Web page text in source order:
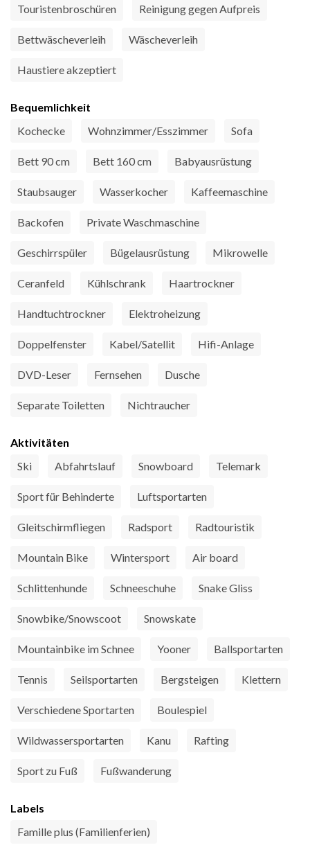
Touristenbroschüren Reinigung gegen Aufpreis
Bettwäscheverleih Wäscheverleih
Haustiere akzeptiert
Bequemlichkeit
Kochecke
Wohnzimmer/Esszimmer Sofa
Bett 90 cm Bett 160 cm Babyausrüstung
Staubsauger Wasserkocher Kaffeemaschine
Backofen Private Waschmaschine
Geschirrspüler Bügelausrüstung Mikrowelle
Ceranfeld Kühlschrank Haartrockner
Handtuchtrockner Elektroheizung
Doppelfenster Kabel/Satellit Hifi-Anlage
DVD-Leser Fernsehen Dusche
Separate Toiletten Nichtraucher
Aktivitäten
Ski
Abfahrtslauf Snowboard Telemark
Sport für Behinderte Luftsportarten
Gleitschirmfliegen Radsport Radtouristik
Mountain Bike Wintersport Air board
Schlittenhunde Schneeschuhe Snake Gliss
Snowbike/Snowscoot Snowskate
Mountainbike im Schnee Yooner Ballsportarten
Tennis Seilsportarten Bergsteigen Klettern
Verschiedene Sportarten Boulespiel
Wildwassersportarten Kanu Rafting
Sport zu Fuß Fußwanderung
Labels
Famille plus (Familienferien)